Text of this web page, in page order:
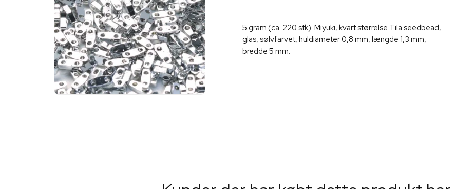
5 gram (ca. 220 stk). Miyuki, kvart størrelse Tila seedbead,
glas, sølvfarvet, huldiameter 0,8 mm, længde 1,3 mm,
bredde 5 mm.